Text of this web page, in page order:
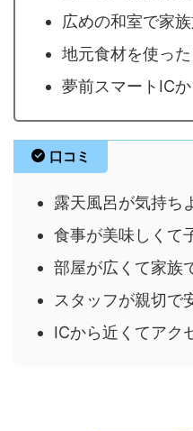
広めの和室で家
地元食材を使っ
夢前スマートIC
口コミ
露天風呂が気持ち
食事が美味しくて
部屋が広くて家族
スタッフが親切で
ICから近くてアク